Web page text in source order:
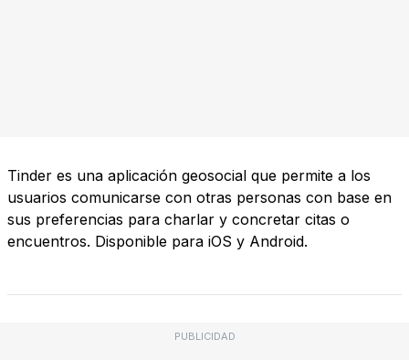
Tinder es una aplicación geosocial que permite a los
usuarios comunicarse con otras personas con base en
sus preferencias para charlar y concretar citas o
encuentros. Disponible para iOS y Android.
PUBLICIDAD